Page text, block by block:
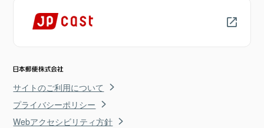
サイトのご利用について
プライバシーポリシー
Webアクセシビリティ方針